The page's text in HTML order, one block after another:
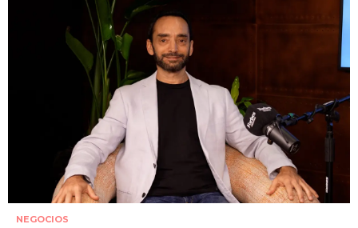
NEGOCIOS